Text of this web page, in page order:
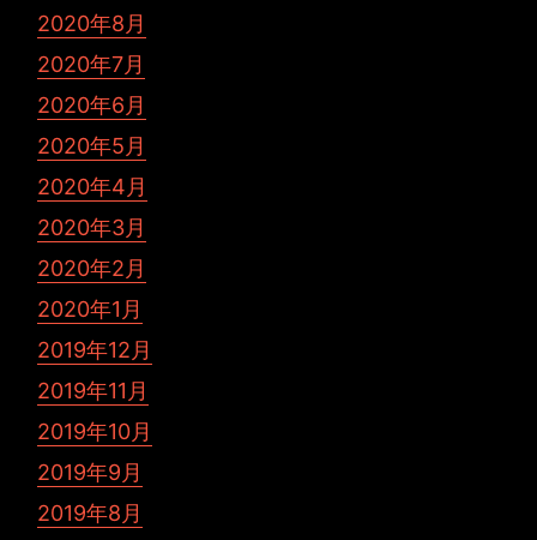
2020年8月
2020年7月
2020年6月
2020年5月
2020年4月
2020年3月
2020年2月
2020年1月
2019年12月
2019年11月
2019年10月
2019年9月
2019年8月